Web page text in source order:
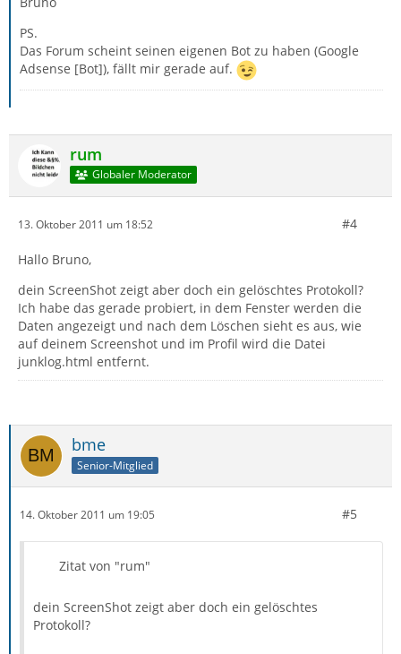
PS.
Das Forum scheint seinen eigenen Bot zu haben (Google
Adsense [Bot]), fällt mir gerade auf.
rum
Globaler Moderator
13. Oktober 2011 um 18:52 #4
Hallo Bruno,
dein ScreenShot zeigt aber doch ein gelöschtes Protokoll?
Ich habe das gerade probiert, in dem Fenster werden die
Daten angezeigt und nach dem Löschen sieht es aus, wie
auf deinem Screenshot und im Profil wird die Datei
junklog.html entfernt.
bme
Senior-Mitglied
14. Oktober 2011 um 19:05 #5
Zitat von "rum"
dein ScreenShot zeigt aber doch ein gelöschtes
Protokoll?